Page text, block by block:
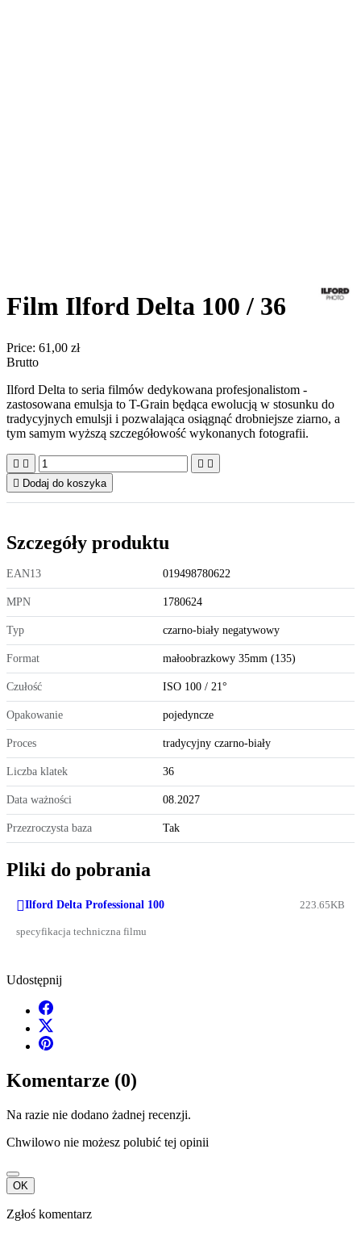
Film Ilford Delta 100 / 36
Price: 61,00 zł
Brutto
Ilford Delta to seria filmów dedykowana profesjonalistom -
zastosowana emulsja to T-Grain będąca ewolucją w stosunku do
tradycyjnych emulsji i pozwalająca osiągnąć drobniejsze ziarno, a
tym samym wyższą szczegółowość wykonanych fotografii.
   
 Dodaj do koszyka
Szczegóły produktu
EAN13 019498780622
MPN 1780624
Typ czarno-biały negatywowy
Format małoobrazkowy 35mm (135)
Czułość ISO 100 / 21°
Opakowanie pojedyncze
Proces tradycyjny czarno-biały
Liczba klatek 36
Data ważności 08.2027
Przezroczysta baza Tak
Pliki do pobrania
Ilford Delta Professional 100 223.65KB
specyfikacja techniczna filmu
Udostępnij
Komentarze (0)
Na razie nie dodano żadnej recenzji.
Chwilowo nie możesz polubić tej opinii
OK
Zgłoś komentarz